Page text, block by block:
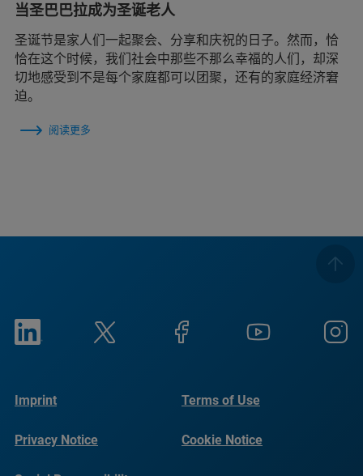
当圣巴巴拉成为圣诞老人
圣诞节是家人们一起聚会、分享和庆祝的日子。然而，恰
恰在这个时候，我们社会中那些不那么幸福的人们，却深
切地感受到不是每个家庭都可以团聚，还有的家庭经济窘
迫。
阅读更多
Imprint Terms of Use
Privacy Notice Cookie Notice